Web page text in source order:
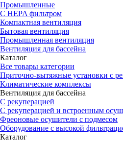
Промышленные
С HEPA фильтром
Компактная вентиляция
Бытовая вентиляция
Промышленная вентиляция
Вентиляция для бассейна
Каталог
Все товары категории
Приточно-вытяжные установки с
Климатические комплексы
Вентиляция для бассейна
С рекуперацией
С рекуперацией и встроенным
Фреоновые осушители с подмесом
Оборудование с высокой
Каталог